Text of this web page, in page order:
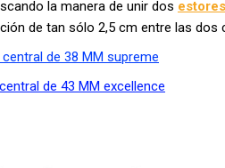
la manera de unir dos estores
de tan sólo 2,5 cm entre las dos
de 38 MM supreme
de 43 MM excellence